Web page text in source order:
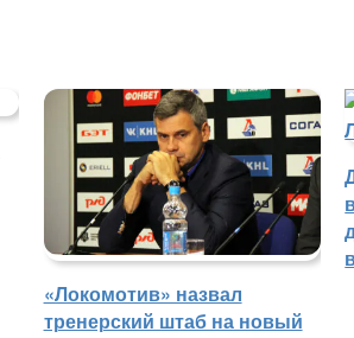
«Локомотив» назвал
тренерский штаб на новый